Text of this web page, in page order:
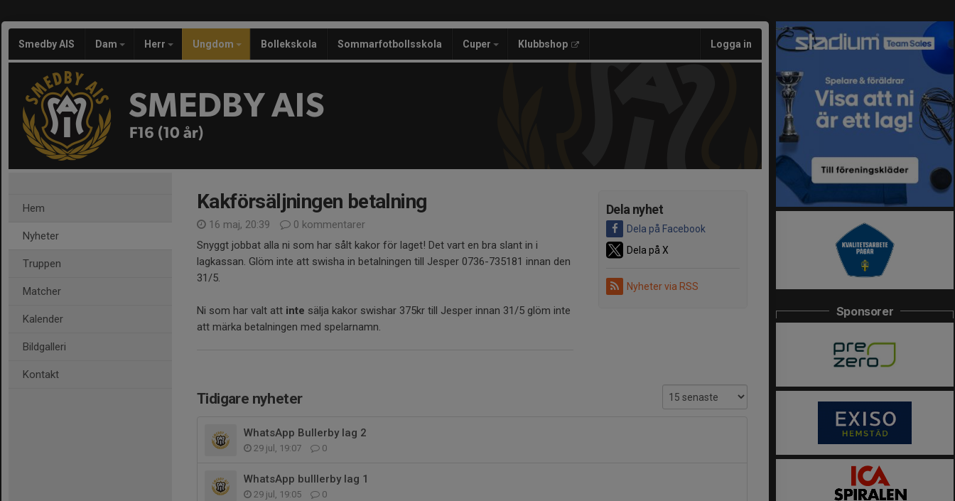
Smedby AIS Dam Herr Ungdom Bollekskola Sommarfotbollsskola Cuper Klubbshop Logga in
SMEDBY AIS
F16 (10 år)
Hem
Nyheter
Truppen
Matcher
Kalender
Bildgalleri
Kontakt
Dela nyhet
Dela på Facebook
Dela på X
Nyheter via RSS
Kakförsäljningen betalning
16 maj, 20:39
0 kommentarer
Snyggt jobbat alla ni som har sålt kakor för laget! Det vart en bra slant in i
lagkassan. Glöm inte att swisha in betalningen till Jesper 0736-735181 innan den
31/5.
Ni som har valt att inte sälja kakor swishar 375kr till Jesper innan 31/5 glöm inte
att märka betalningen med spelarnamn.
Tidigare nyheter
WhatsApp Bullerby lag 2
29 jul, 19:07 0
WhatsApp bulllerby lag 1
29 jul, 19:05 0
Sponsorer